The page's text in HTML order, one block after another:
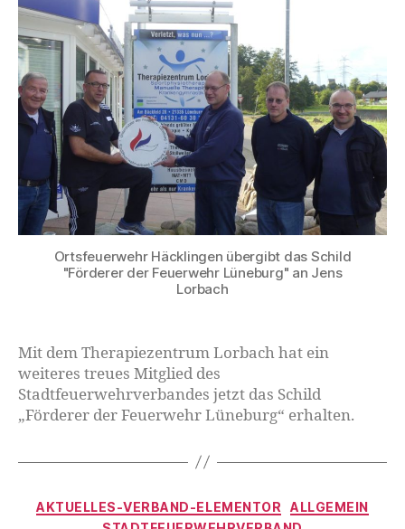
Ortsfeuerwehr Häcklingen übergibt das Schild
"Förderer der Feuerwehr Lüneburg" an Jens
Lorbach
Mit dem Therapiezentrum Lorbach hat ein
weiteres treues Mitglied des
Stadtfeuerwehrverbandes jetzt das Schild
„Förderer der Feuerwehr Lüneburg“ erhalten.
AKTUELLES-VERBAND-ELEMENTOR
ALLGEMEIN